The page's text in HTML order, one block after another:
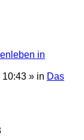
in
10:43 » in Das